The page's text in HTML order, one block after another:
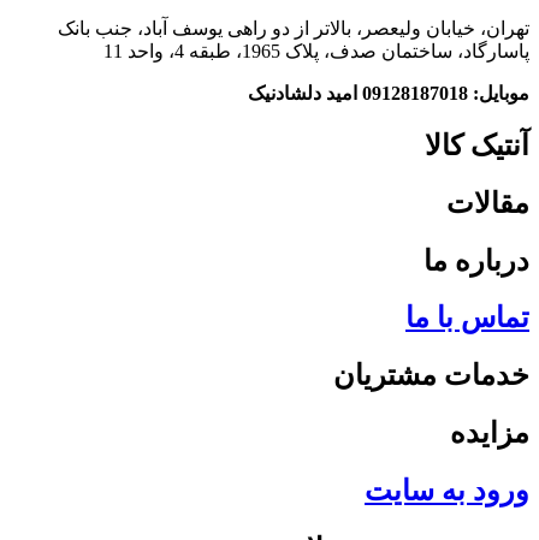
تهران، خیابان ولیعصر، بالاتر از دو راهی یوسف آباد، جنب بانک
پاسارگاد، ساختمان صدف، پلاک 1965، طبقه 4، واحد 11
موبایل: 09128187018 امید دلشادنیک
آنتیک کالا
مقالات
درباره ما
تماس با ما
خدمات مشتریان
مزایده
ورود به سایت